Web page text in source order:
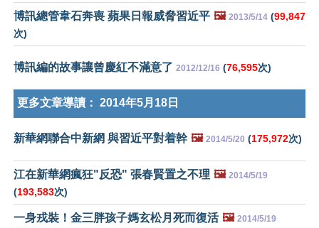
博訊總管韋石奔喪 蘋果日報威脅習近平 🖼️ 2013/5/14 (99,847
次)
博訊編的故事讓曾慶紅不滿意了 2012/12/16 (76,595次)
更多文章導讀： 2014年5月18日
新華網聯合中新網 與習近平對着幹 🖼️ 2014/5/20 (175,972次)
江在新華網瘋狂"反恐" 張春賢置之不理 🖼️ 2014/5/19
(193,583次)
一身戎裝！金三胖孩子媽玄松月死而復活 🖼️ 2014/5/19